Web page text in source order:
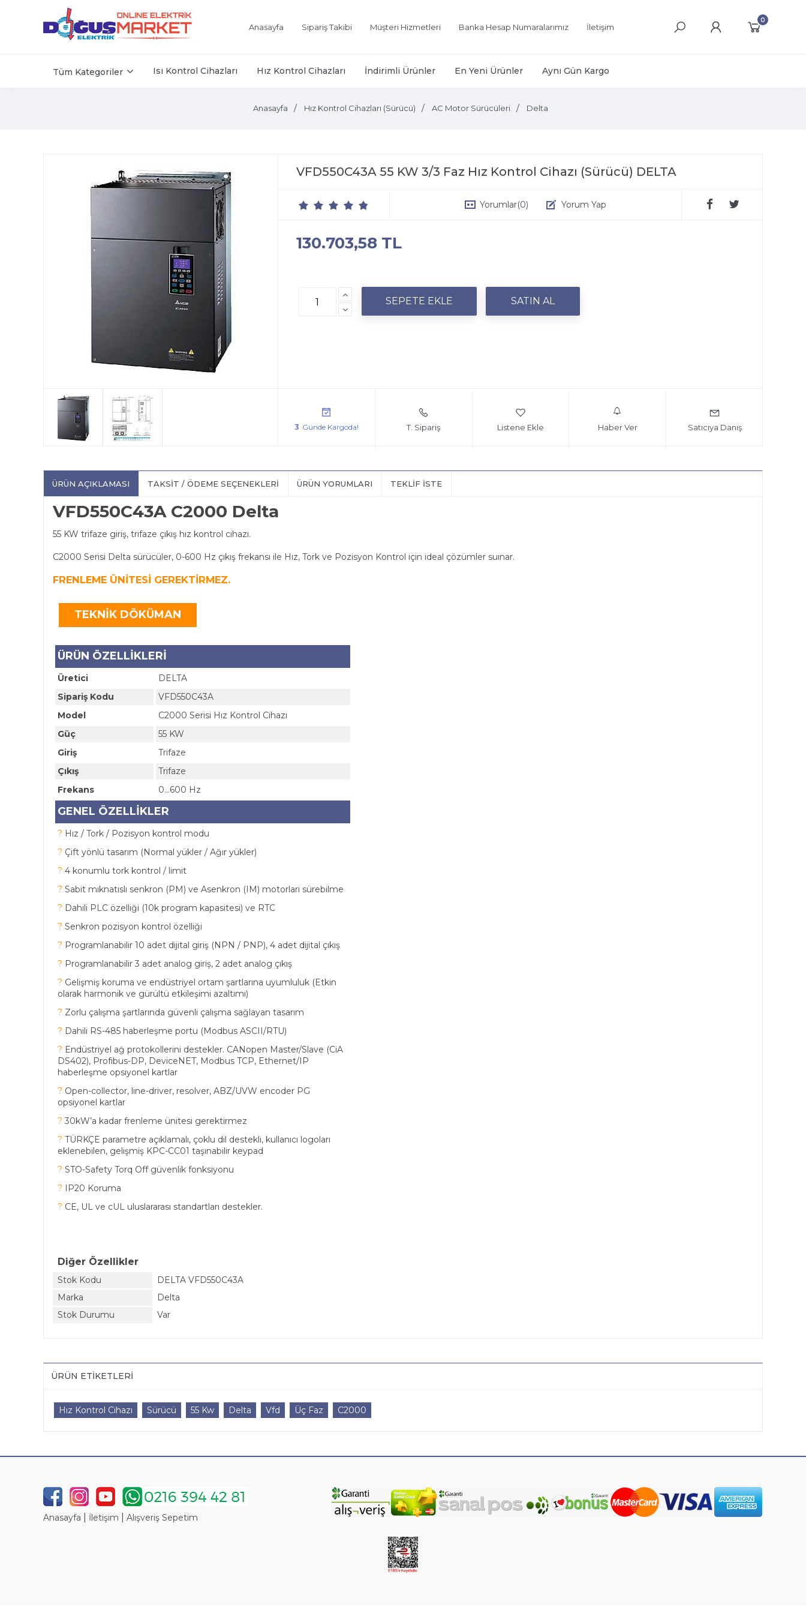
Anasayfa Sipariş Takibi Müşteri Hizmetleri Banka Hesap Numaralarımız İletişim
0
Tüm Kategoriler Isı Kontrol Cihazları Hız Kontrol Cihazları İndirimli Ürünler En Yeni Ürünler Aynı Gün Kargo
Anasayfa Hız Kontrol Cihazları (Sürücü) AC Motor Sürücüleri Delta
VFD550C43A 55 KW 3/3 Faz Hız Kontrol Cihazı (Sürücü) DELTA
Yorumlar(0) Yorum Yap
130.703,58 TL
3 T. Sipariş Listene Ekle Haber Ver Satıcıya Danış
ÜRÜN AÇIKLAMASI TAKSIT / ÖDEME SEÇENEKLERI ÜRÜN YORUMLARI TEKLIF İSTE
VFD550C43A C2000 Delta
55 KW trifaze giriş, trifaze çıkış hız kontrol cihazı.
C2000 Serisi Delta sürücüler, 0-600 Hz çıkış frekansı ile Hız, Tork ve Pozisyon Kontrol için ideal çözümler suınar.
FRENLEME ÜNİTESİ GEREKTİRMEZ.
TEKNİK DÖKÜMAN
ÜRÜN ÖZELLİKLERİ
Üretici
DELTA
Sipariş Kodu
VFD550C43A
Model
C2000 Serisi Hız Kontrol Cihazı
Güç
55 KW
Giriş
Trifaze
Çıkış
Trifaze
Frekans
0...600 Hz
GENEL ÖZELLİKLER
? Hız / Tork / Pozisyon kontrol modu
? Çift yönlü tasarım (Normal yükler / Ağır yükler)
? 4 konumlu tork kontrol / limit
? Sabit mıknatıslı senkron (PM) ve Asenkron (IM) motorları sürebilme
? Dahili PLC özelliği (10k program kapasitesi) ve RTC
? Senkron pozisyon kontrol özelliği
? Programlanabilir 10 adet dijital giriş (NPN / PNP), 4 adet dijital çıkış
? Programlanabilir 3 adet analog giriş, 2 adet analog çıkış
? Gelişmiş koruma ve endüstriyel ortam şartlarına uyumluluk (Etkin
olarak harmonik ve gürültü etkileşimi azaltımı)
? Zorlu çalışma şartlarında güvenli çalışma sağlayan tasarım
? Dahili RS-485 haberleşme portu (Modbus ASCII/RTU)
? Endüstriyel ağ protokollerini destekler. CANopen Master/Slave (CiA
DS402), Profibus-DP, DeviceNET, Modbus TCP, Ethernet/IP
haberleşme opsiyonel kartlar
? Open-collector, line-driver, resolver, ABZ/UVW encoder PG
opsiyonel kartlar
? 30kW’a kadar frenleme ünitesi gerektirmez
? TÜRKÇE parametre açıklamalı, çoklu dil destekli, kullanıcı logoları
eklenebilen, gelişmiş KPC-CC01 taşınabilir keypad
? STO-Safety Torq Off güvenlik fonksiyonu
? IP20 Koruma
? CE, UL ve cUL uluslararası standartları destekler.
Diğer Özellikler
Stok Kodu
DELTA VFD550C43A
Marka
Delta
Stok Durumu
Var
ÜRÜN ETIKETLERI
Hız Kontrol Cihazı Sürücü 55 Kw Delta Vfd Üç Faz C2000
Anasayfa İletişim Alışveriş Sepetim